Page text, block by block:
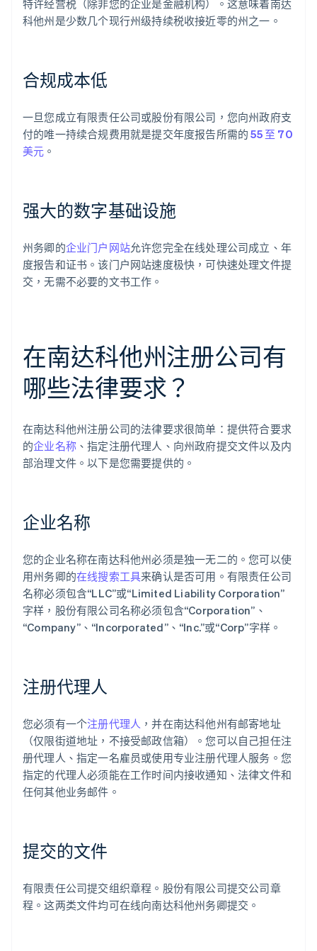
特许经营税（除非您的企业是金融机构）。这意味着南达
科他州是少数几个现行州级持续税收接近零的州之一。
合规成本低
一旦您成立有限责任公司或股份有限公司，您向州政府支
付的唯一持续合规费用就是提交年度报告所需的55 至 70
美元 。
强大的数字基础设施
州务卿的企业门户网站允许您完全在线处理公司成立、年
度报告和证书。该门户网站速度极快，可快速处理文件提
交，无需不必要的文书工作。
在南达科他州注册公司有
哪些法律要求？
在南达科他州注册公司的法律要求很简单：提供符合要求
的企业名称 、指定注册代理人、向州政府提交文件以及内
部治理文件。以下是您需要提供的。
企业名称
您的企业名称在南达科他州必须是独一无二的。您可以使
用州务卿的在线搜索工具来确认是否可用。有限责任公司
名称必须包含“LLC”或“Limited Liability Corporation”
字样，股份有限公司名称必须包含“Corporation”、
“Company”、“Incorporated”、“Inc.”或“Corp”字样。
注册代理人
您必须有一个注册代理人 ，并在南达科他州有邮寄地址
（仅限街道地址，不接受邮政信箱）。您可以自己担任注
册代理人、指定一名雇员或使用专业注册代理人服务。您
指定的代理人必须能在工作时间内接收通知、法律文件和
任何其他业务邮件。
提交的文件
有限责任公司提交组织章程。股份有限公司提交公司章
程。这两类文件均可在线向南达科他州务卿提交。